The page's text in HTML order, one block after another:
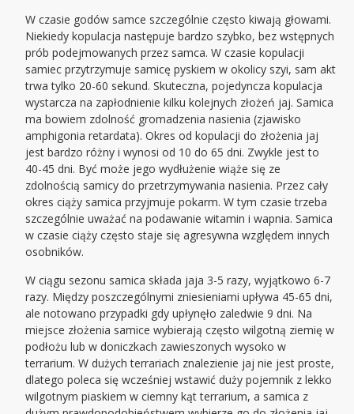
W czasie godów samce szczególnie często kiwają głowami.
Niekiedy kopulacja następuje bardzo szybko, bez wstępnych
prób podejmowanych przez samca. W czasie kopulacji
samiec przytrzymuje samicę pyskiem w okolicy szyi, sam akt
trwa tylko 20-60 sekund. Skuteczna, pojedyncza kopulacja
wystarcza na zapłodnienie kilku kolejnych złożeń jaj. Samica
ma bowiem zdolność gromadzenia nasienia (zjawisko
amphigonia retardata). Okres od kopulacji do złożenia jaj
jest bardzo różny i wynosi od 10 do 65 dni. Zwykle jest to
40-45 dni. Być może jego wydłużenie wiąże się ze
zdolnością samicy do przetrzymywania nasienia. Przez cały
okres ciąży samica przyjmuje pokarm. W tym czasie trzeba
szczególnie uważać na podawanie witamin i wapnia. Samica
w czasie ciąży często staje się agresywna względem innych
osobników.
W ciągu sezonu samica składa jaja 3-5 razy, wyjątkowo 6-7
razy. Między poszczególnymi zniesieniami upływa 45-65 dni,
ale notowano przypadki gdy upłynęło zaledwie 9 dni. Na
miejsce złożenia samice wybierają często wilgotną ziemię w
podłożu lub w doniczkach zawieszonych wysoko w
terrarium. W dużych terrariach znalezienie jaj nie jest proste,
dlatego poleca się wcześniej wstawić duży pojemnik z lekko
wilgotnym piaskiem w ciemny kąt terrarium, a samica z